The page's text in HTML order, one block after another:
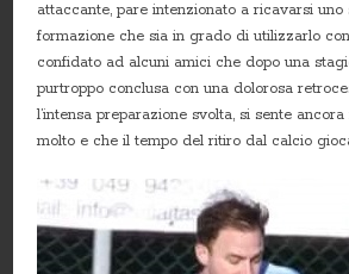
attaccante, pare intenzionato a ricavarsi uno
formazione che sia in grado di utilizzarlo
confidato ad alcuni amici che dopo una
purtroppo conclusa con una dolorosa
l’intensa preparazione svolta, si sente
molto e che il tempo del ritiro dal calcio